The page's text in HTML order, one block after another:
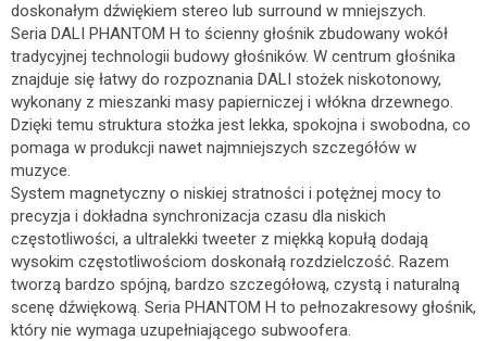
doskonałym dźwiękiem stereo lub surround w mniejszych.
Seria DALI PHANTOM H to ścienny głośnik zbudowany wokół
tradycyjnej technologii budowy głośników. W centrum głośnika
znajduje się łatwy do rozpoznania DALI stożek niskotonowy,
wykonany z mieszanki masy papierniczej i włókna drzewnego.
Dzięki temu struktura stożka jest lekka, spokojna i swobodna, co
pomaga w produkcji nawet najmniejszych szczegółów w
muzyce.
System magnetyczny o niskiej stratności i potężnej mocy to
precyzja i dokładna synchronizacja czasu dla niskich
częstotliwości, a ultralekki tweeter z miękką kopułą dodają
wysokim częstotliwościom doskonałą rozdzielczość. Razem
tworzą bardzo spójną, bardzo szczegółową, czystą i naturalną
scenę dźwiękową. Seria PHANTOM H to pełnozakresowy głośnik,
który nie wymaga uzupełniającego subwoofera.